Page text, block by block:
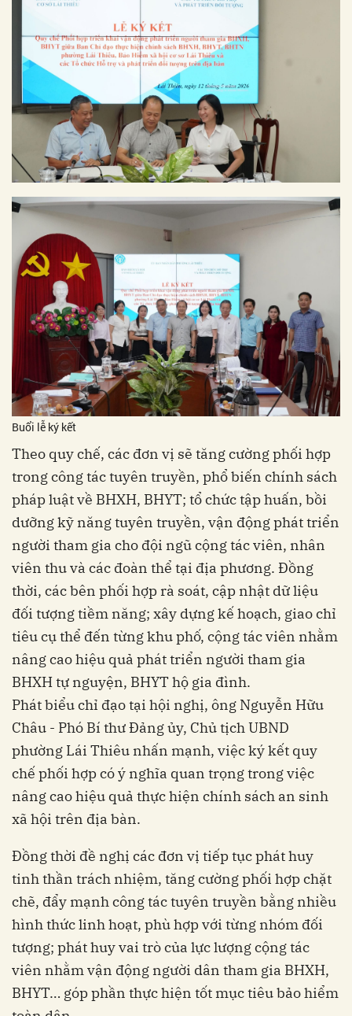
Buổi lễ ký kết
Theo quy chế, các đơn vị sẽ tăng cường phối hợp
trong công tác tuyên truyền, phổ biến chính sách
pháp luật về BHXH, BHYT; tổ chức tập huấn, bồi
dưỡng kỹ năng tuyên truyền, vận động phát triển
người tham gia cho đội ngũ cộng tác viên, nhân
viên thu và các đoàn thể tại địa phương. Đồng
thời, các bên phối hợp rà soát, cập nhật dữ liệu
đối tượng tiềm năng; xây dựng kế hoạch, giao chỉ
tiêu cụ thể đến từng khu phố, cộng tác viên nhằm
nâng cao hiệu quả phát triển người tham gia
BHXH tự nguyện, BHYT hộ gia đình.
Phát biểu chỉ đạo tại hội nghị, ông Nguyễn Hữu
Châu - Phó Bí thư Đảng ủy, Chủ tịch UBND
phường Lái Thiêu nhấn mạnh, việc ký kết quy
chế phối hợp có ý nghĩa quan trọng trong việc
nâng cao hiệu quả thực hiện chính sách an sinh
xã hội trên địa bàn.
Đồng thời đề nghị các đơn vị tiếp tục phát huy
tinh thần trách nhiệm, tăng cường phối hợp chặt
chẽ, đẩy mạnh công tác tuyên truyền bằng nhiều
hình thức linh hoạt, phù hợp với từng nhóm đối
tượng; phát huy vai trò của lực lượng cộng tác
viên nhằm vận động người dân tham gia BHXH,
BHYT… góp phần thực hiện tốt mục tiêu bảo hiểm